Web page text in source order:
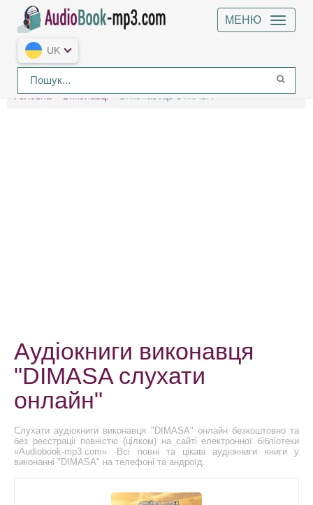
МЕНЮ
UK
Головна Виконавці Виконавець DIMASA
Аудіокниги виконавця
"DIMASA слухати
онлайн"
Слухати аудіокниги виконавця "DIMASA" онлайн безкоштовно та
без реєстрації повністю (цілком) на сайті електронної бібліотеки
«Audiobook-mp3.com». Всі повні та цікаві аудіокниги книги у
виконанні "DIMASA" на телефоні та андроїд.